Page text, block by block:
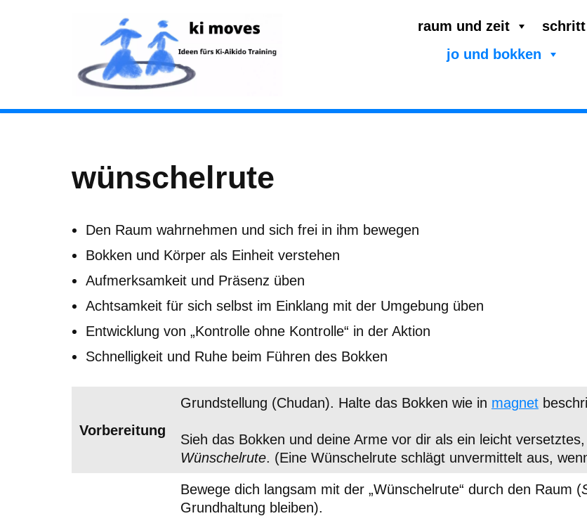
schritt
raum und zeit
jo und bokken
wünschelrute
Den Raum wahrnehmen und sich frei in ihm bewegen
Bokken und Körper als Einheit verstehen
Aufmerksamkeit und Präsenz üben
Achtsamkeit für sich selbst im Einklang mit der Umgebung üben
Entwicklung von „Kontrolle ohne Kontrolle“ in der Aktion
Schnelligkeit und Ruhe beim Führen des Bokken
Vorbereitung
Grundstellung (Chudan). Halte das Bokken wie in magnet
Sieh das Bokken und deine Arme vor dir als ein leicht
Wünschelrute. (Eine Wünschelrute schlägt unvermittelt aus,
Bewege dich langsam mit der „Wünschelrute“ durch den Raum (
Grundhaltung bleiben).